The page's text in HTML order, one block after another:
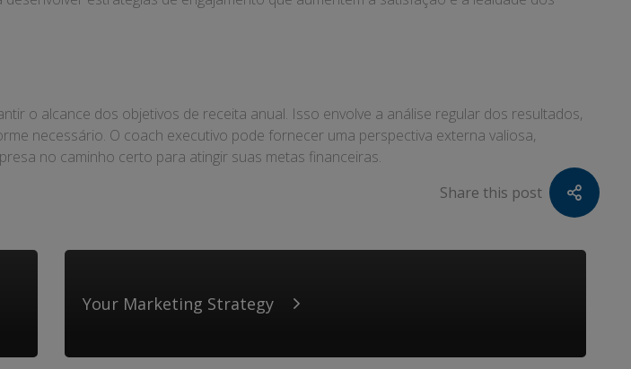
o alcance dos objetivos de receita anual. Isso envolve a análise regular dos resultados,
necessário. O coach executivo pode fornecer uma perspectiva externa valiosa,
no caminho certo para atingir suas metas financeiras.
Share this post
Your Marketing Strategy